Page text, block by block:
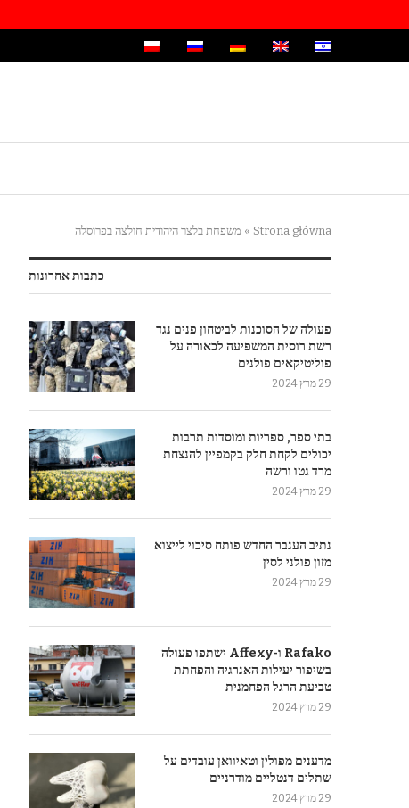
Strona główna
» משפחת בלצר היהודית חולצה בפרוסלה
כתבות אחרונות
פעולה של הסוכנות לביטחון פנים נגד
רשת רוסית המשפיעה לכאורה על
פוליטיקאים פולנים
29 מרץ 2024
בתי ספר, ספריות ומוסדות תרבות
יכולים לקחת חלק בקמפיין להנצחת
מרד גטו ורשה
29 מרץ 2024
נתיב הענבר החדש פותח סיכוי לייצוא
מזון פולני לסין
29 מרץ 2024
Rafako ו-Affexy ישתפו פעולה
בשיפור יעילות האנרגיה והפחתת
טביעת הרגל הפחמנית
29 מרץ 2024
מדענים מפולין וטאיוואן עובדים על
שתלים דנטליים מודרניים
29 מרץ 2024